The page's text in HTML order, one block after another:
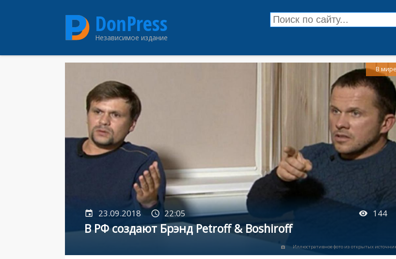
DonPress
Независимое издание
23.09.2018 22:05 144
В РФ создают Брэнд Petroff & Boshiroff
Иллюстративное фото из открытых
В мире